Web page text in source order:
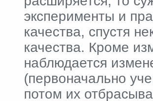
эксперименты и
качества, спустя
качества. Кроме
наблюдается
(первоначально
потом их